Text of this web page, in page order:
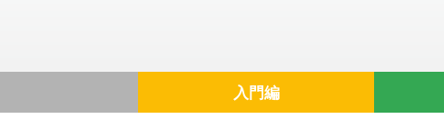
入門編